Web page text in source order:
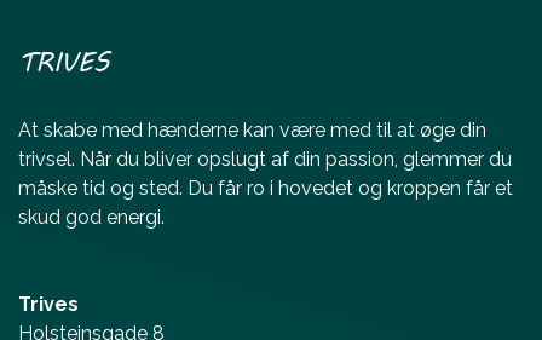
TRIVES
At skabe med hænderne kan være med til at øge din
trivsel. Når du bliver opslugt af din passion, glemmer du
måske tid og sted. Du får ro i hovedet og kroppen får et
skud god energi.
Trives
Holsteinsgade 8